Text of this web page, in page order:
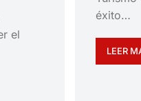
el
éxito…
LEER